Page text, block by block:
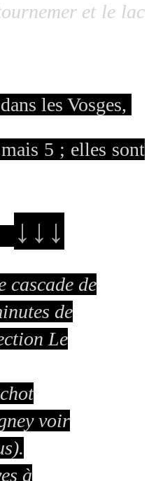
et le lac
les Vosges,
5 ; elles sont
↓↓↓
cascade de
de
Le
voir
à